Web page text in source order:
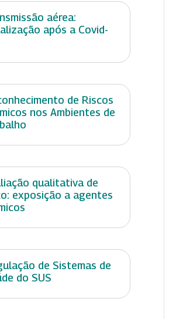
aérea:
após a Covid-
de Riscos
nos Ambientes de
qualitativa de
exposição a agentes
de Sistemas de
do SUS